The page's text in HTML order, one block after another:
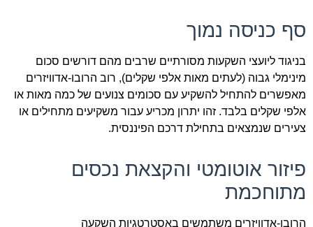
סף כניסה נמוך
בניגוד ליועצי השקעות מסורתיים שרבים מהם דורשים סכום
מינימלי גבוה (לעתים מאות אלפי שקלים), רוב הרובו-אדוויזרים
מאפשרים להתחיל להשקיע עם סכומים צנועים של כמה מאות או
אלפי שקלים בלבד. זהו יתרון מכריע עבור משקיעים מתחילים או
צעירים שנמצאים בתחילת דרכם הפיננסית.
פיזור אוטומטי והקצאת נכסים
מתוחכמת
הרובו-אדוויזרים משתמשים באסטרטגיות השקעה